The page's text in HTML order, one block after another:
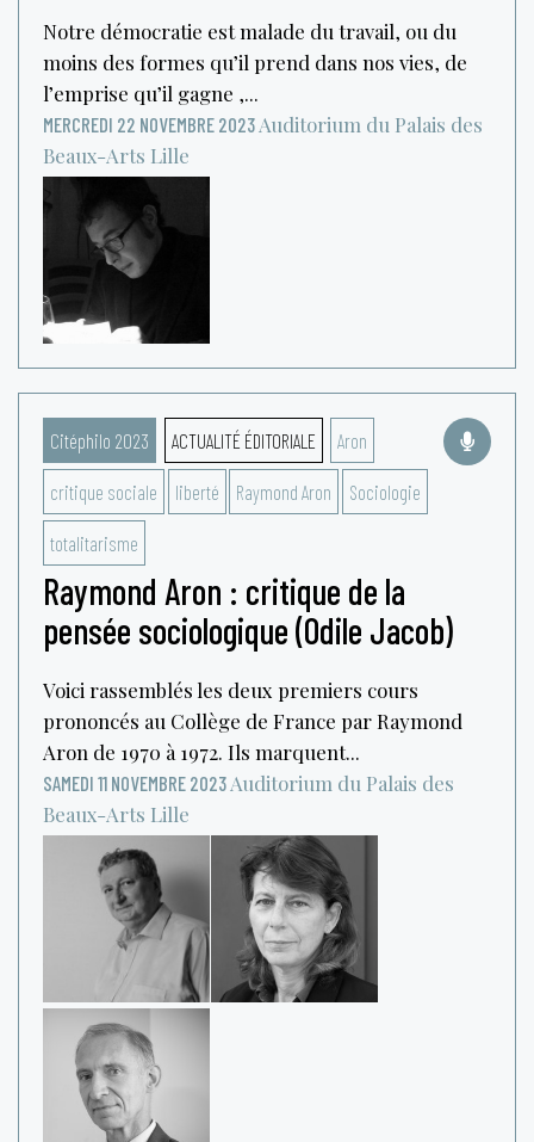
Notre démocratie est malade du travail, ou du
moins des formes qu’il prend dans nos vies, de
l’emprise qu’il gagne ,...
MERCREDI 22 NOVEMBRE 2023 Auditorium du Palais des
Beaux-Arts Lille
Citéphilo 2023 ACTUALITÉ ÉDITORIALE Aron
critique sociale liberté Raymond Aron Sociologie
totalitarisme
Raymond Aron : critique de la
pensée sociologique (Odile Jacob)
Voici rassemblés les deux premiers cours
prononcés au Collège de France par Raymond
Aron de 1970 à 1972. Ils marquent...
SAMEDI 11 NOVEMBRE 2023 Auditorium du Palais des
Beaux-Arts Lille